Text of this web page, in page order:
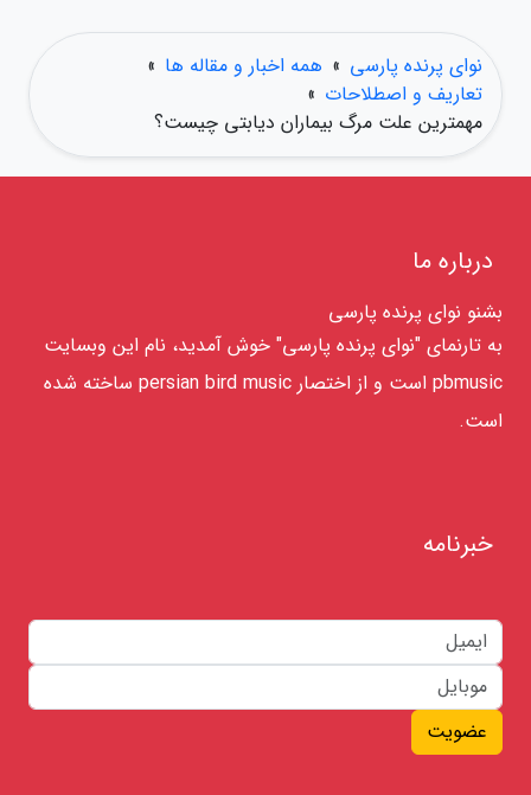
نوای پرنده پارسی » همه اخبار و مقاله ها »
تعاریف و اصطلاحات »
مهمترین علت مرگ بیماران دیابتی چیست؟
درباره ما
بشنو نوای پرنده پارسی
به تارنمای "نوای پرنده پارسی" خوش آمدید، نام این وبسایت
pbmusic است و از اختصار persian bird music ساخته شده
است.
خبرنامه
عضویت